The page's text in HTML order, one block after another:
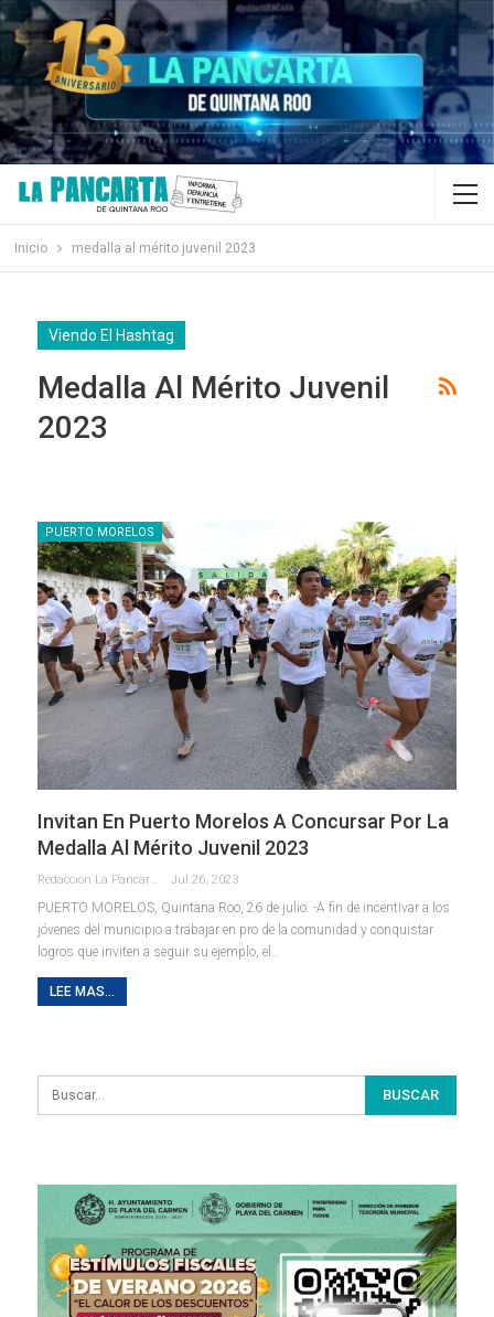
Inicio medalla al mérito juvenil 2023
Viendo El Hashtag
Medalla Al Mérito Juvenil
2023
PUERTO MORELOS
Invitan En Puerto Morelos A Concursar Por La
Medalla Al Mérito Juvenil 2023
Redaccion La Pancarta De Quintana Roo Jul 26, 2023
PUERTO MORELOS, Quintana Roo, 26 de julio. -A fin de incentivar a los
jóvenes del municipio a trabajar en pro de la comunidad y conquistar
logros que inviten a seguir su ejemplo, el …
LEE MAS...